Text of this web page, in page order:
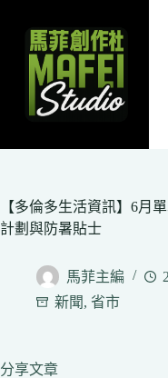
content
【多倫多生活資訊】6月
計劃與防暑貼士
馬菲主編
新聞, 省市
分享文章